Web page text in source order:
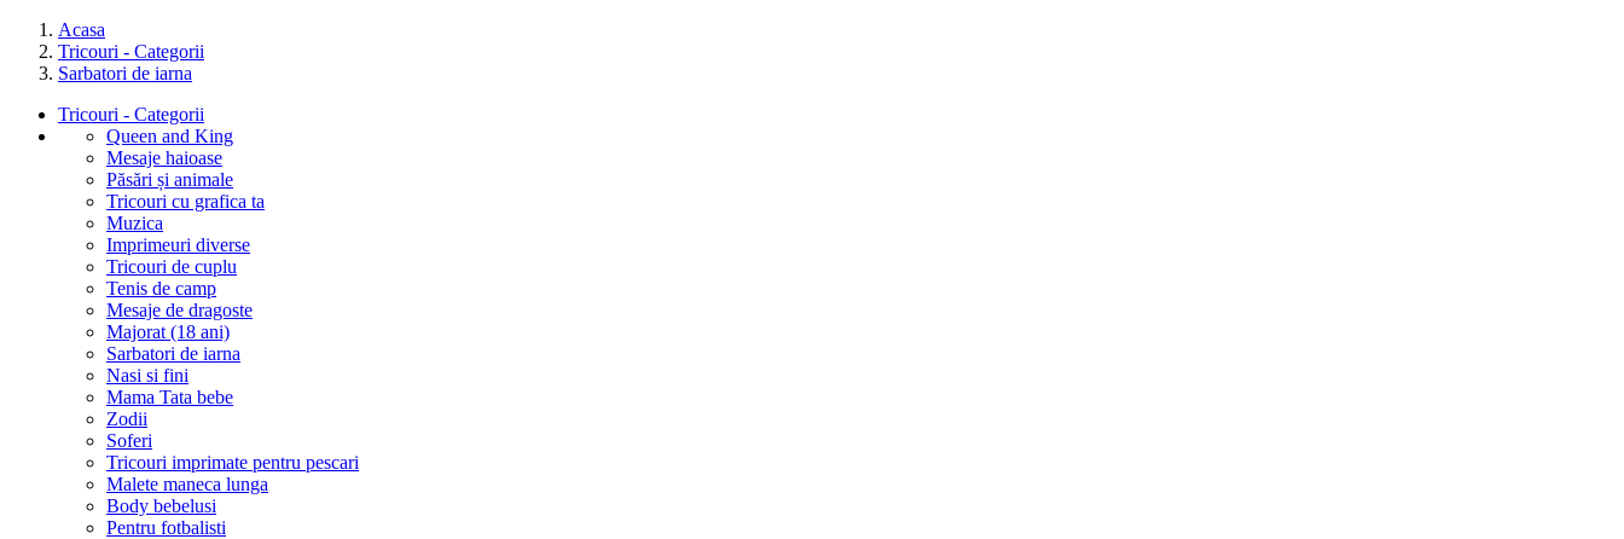
Acasa
Tricouri - Categorii
Sarbatori de iarna
Tricouri - Categorii
Queen and King
Mesaje haioase
Păsări și animale
Tricouri cu grafica ta
Muzica
Imprimeuri diverse
Tricouri de cuplu
Tenis de camp
Mesaje de dragoste
Majorat (18 ani)
Sarbatori de iarna
Nasi si fini
Mama Tata bebe
Zodii
Soferi
Tricouri imprimate pentru pescari
Malete maneca lunga
Body bebelusi
Pentru fotbalisti